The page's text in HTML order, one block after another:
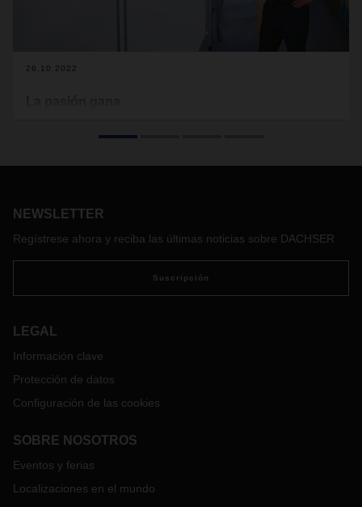
26.10.2022
personas, especialmente en tiempos difíciles.
NEWSLETTER
Regístrese ahora y reciba las últimas noticias sobre DACHSER
Suscripción
LEGAL
Información clave
Protección de datos
Configuración de las cookies
SOBRE NOSOTROS
Eventos y ferias
Localizaciones en el mundo